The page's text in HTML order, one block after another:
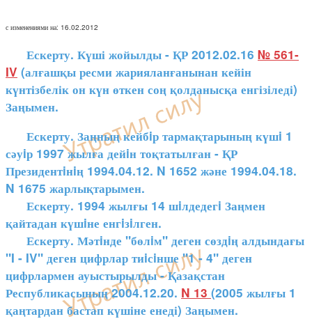
с изменениями на: 16.02.2012
Ескерту. Күші жойылды - ҚР 2012.02.16 № 561-
IV (алғашқы ресми жарияланғанынан кейін
күнтізбелік он күн өткен соң қолданысқа енгізіледі)
Заңымен.
Ескерту. Заңның кейбiр тармақтарының күшi 1
сәуiр 1997 жылға дейiн тоқтатылған - ҚР
Президентiнiң 1994.04.12. N 1652 және 1994.04.18.
N 1675 жарлықтарымен.
Ескерту. 1994 жылғы 14 шiлдедегi Заңмен
қайтадан күшiне енгiзiлген.
Ескерту. Мәтiнде "бөлiм" деген сөздiң алдындағы
"I - IV" деген цифрлар тиiсiнше "1 - 4" деген
цифрлармен ауыстырылды - Қазақстан
Республикасының 2004.12.20. N 13 (2005 жылғы 1
қаңтардан бастап күшіне енеді) Заңымен.